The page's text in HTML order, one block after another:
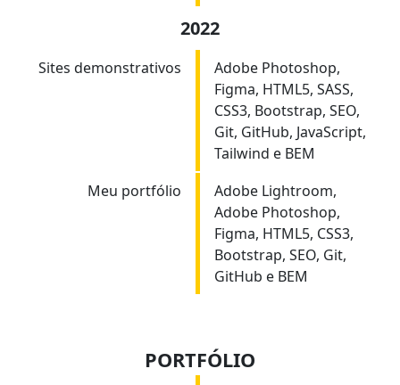
2022
Sites demonstrativos
Adobe Photoshop,
Figma, HTML5, SASS,
CSS3, Bootstrap, SEO,
Git, GitHub, JavaScript,
Tailwind e BEM
Meu portfólio
Adobe Lightroom,
Adobe Photoshop,
Figma, HTML5, CSS3,
Bootstrap, SEO, Git,
GitHub e BEM
PORTFÓLIO